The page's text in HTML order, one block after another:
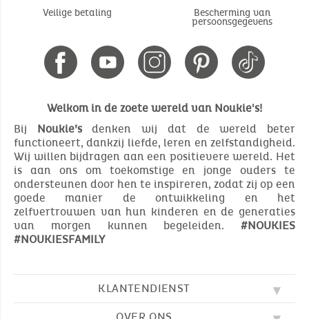
Veilige betaling Bescherming van
persoonsgegevens
Welkom in de zoete wereld van Noukie's!
Bij Noukie’sdenken wij dat de wereld beter
functioneert, dankzij liefde, leren en zelfstandigheid.
Wij willen bijdragen aan een positievere wereld. Het
is aan ons om toekomstige en jonge ouders te
ondersteunen door hen te inspireren, zodat zij op een
goede manier de ontwikkeling en het
zelfvertrouwen van hun kinderen en de generaties
van morgen kunnen begeleiden. #NOUKIES
#NOUKIESFAMILY
KLANTENDIENST